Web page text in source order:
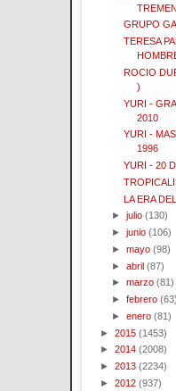
GRUPO
TERESA
ROCIO
)
YURI -
2010
YURI -
1996
YURI - 20
LA ERA
►julio (130)
►junio (106)
►mayo (98)
►abril (87)
►marzo (81)
►febrero (63)
►enero (81)
► 2015 (1453)
► 2014 (2008)
► 2013 (2234)
► 2012 (937)